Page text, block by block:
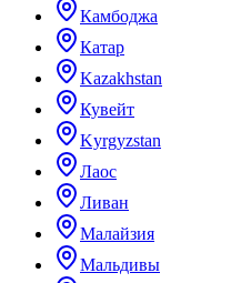
Камбоджа
Катар
Kazakhstan
Кувейт
Kyrgyzstan
Лаос
Ливан
Малайзия
Мальдивы